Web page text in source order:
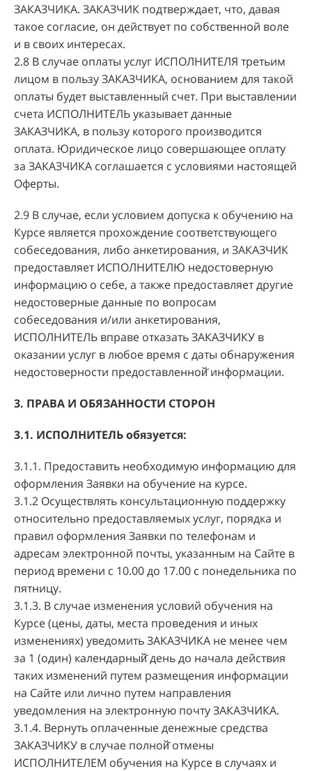
ЗАКАЗЧИКА. ЗАКАЗЧИК подтверждает, что, давая
такое согласие, он действует по собственной воле
и в своих интересах.
2.8 В случае оплаты услуг ИСПОЛНИТЕЛЯ третьим
лицом в пользу ЗАКАЗЧИКА, основанием для такой
оплаты будет выставленный счет. При выставлении
счета ИСПОЛНИТЕЛЬ указывает данные
ЗАКАЗЧИКА, в пользу которого производится
оплата. Юридическое лицо совершающее оплату
за ЗАКАЗЧИКА соглашается с условиями настоящей
Оферты.
2.9 В случае, если условием допуска к обучению на
Курсе является прохождение соответствующего
собеседования, либо анкетирования, и ЗАКАЗЧИК
предоставляет ИСПОЛНИТЕЛЮ недостоверную
информацию о себе, а также предоставляет другие
недостоверные данные по вопросам
собеседования и/или анкетирования,
ИСПОЛНИТЕЛЬ вправе отказать ЗАКАЗЧИКУ в
оказании услуг в любое время с даты обнаружения
недостоверности предоставленной̆ информации.
3. ПРАВА И ОБЯЗАННОСТИ СТОРОН
3.1. ИСПОЛНИТЕЛЬ обязуется:
3.1.1. Предоставить необходимую информацию для
оформления Заявки на обучение на курсе.
3.1.2 Осуществлять консультационную поддержку
относительно предоставляемых услуг, порядка и
правил оформления Заявки по телефонам и
адресам электронной почты, указанным на Сайте в
период времени с 10.00 до 17.00 с понедельника по
пятницу.
3.1.3. В случае изменения условий обучения на
Курсе (цены, даты, места проведения и иных
изменениях) уведомить ЗАКАЗЧИКА не менее чем
за 1 (один) календарный̆ день до начала действия
таких изменений путем размещения информации
на Сайте или лично путем направления
уведомления на электронную почту ЗАКАЗЧИКА.
3.1.4. Вернуть оплаченные денежные средства
ЗАКАЗЧИКУ в случае полной̆ отмены
ИСПОЛНИТЕЛЕМ обучения на Курсе в случаях и